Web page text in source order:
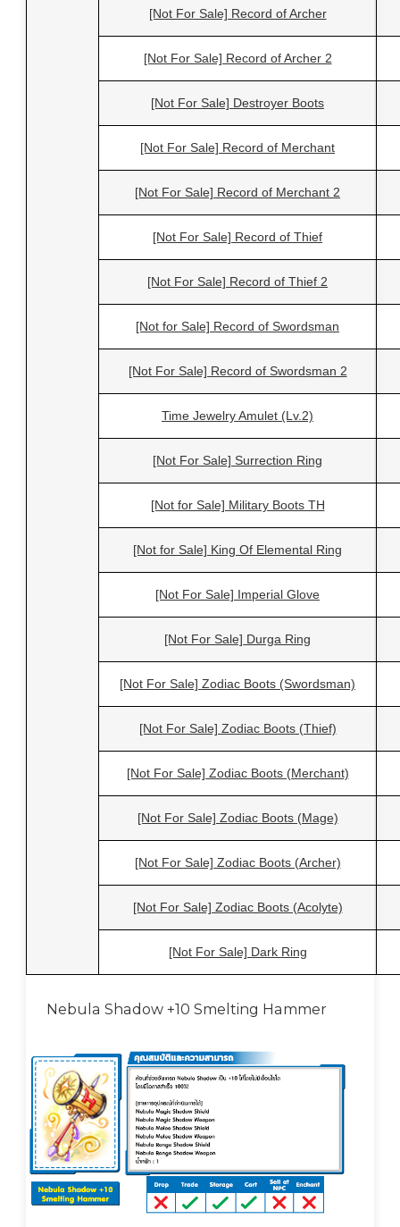
[Not For Sale] Record of Archer
[Not For Sale] Record of Archer 2
[Not For Sale] Destroyer Boots
[Not For Sale] Record of Merchant
[Not For Sale] Record of Merchant 2
[Not For Sale] Record of Thief
[Not For Sale] Record of Thief 2
[Not for Sale] Record of Swordsman
[Not For Sale] Record of Swordsman 2
Time Jewelry Amulet (Lv.2)
[Not For Sale] Surrection Ring
[Not for Sale] Military Boots TH
[Not for Sale] King Of Elemental Ring
[Not For Sale] Imperial Glove
[Not For Sale] Durga Ring
[Not For Sale] Zodiac Boots (Swordsman)
[Not For Sale] Zodiac Boots (Thief)
[Not For Sale] Zodiac Boots (Merchant)
[Not For Sale] Zodiac Boots (Mage)
[Not For Sale] Zodiac Boots (Archer)
[Not For Sale] Zodiac Boots (Acolyte)
[Not For Sale] Dark Ring
Nebula Shadow +10 Smelting Hammer